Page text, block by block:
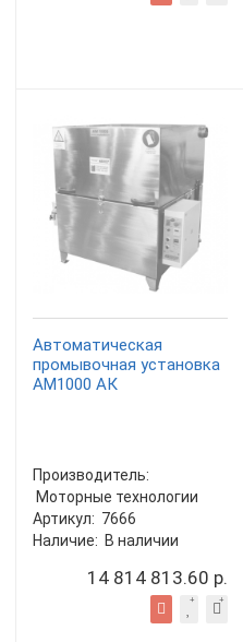
Автоматическая
промывочная установка
АМ1000 АК
Производитель:
Моторные технологии
Артикул: 7666
Наличие: В наличии
14 814 813.60 р.